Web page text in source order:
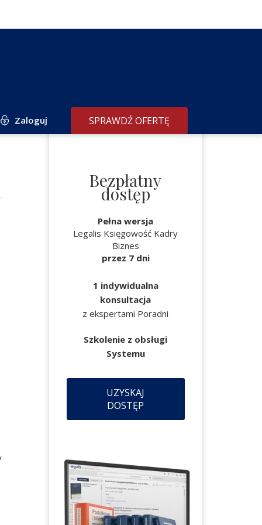
Zaloguj SPRAWDŹ OFERTĘ
Bezpłatny
dostęp
Pełna wersja
Legalis Księgowość Kadry
Biznes
przez 7 dni
1 indywidualna
konsultacja
z ekspertami Poradni
Szkolenie z obsługi
Systemu
UZYSKAJ
DOSTĘP